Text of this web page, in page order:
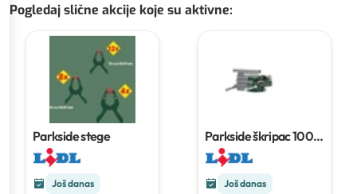
Pogledaj slične akcije koje su aktivne:
Parkside stege
Još danas
Parkside škripac100
mm
Još danas